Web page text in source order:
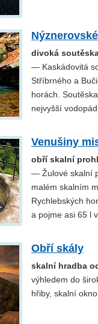
divoká
— Kaskádovitá
Stříbrného a
horách.
nejvyšší
Venušiny
obří skalní
— Žulové skalní
malém skalním
Rychlebských
a pojme asi 65 l
Obří skály
skalní hradba
výhledem do
hřiby, skalní